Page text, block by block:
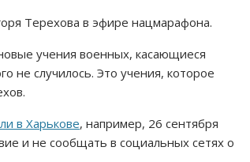
Терехова в эфире нацмарафона.
учения военных, касающиеся
не случилось. Это учения, которое
в Харькове, например, 26 сентября
и не сообщать в социальных сетях о